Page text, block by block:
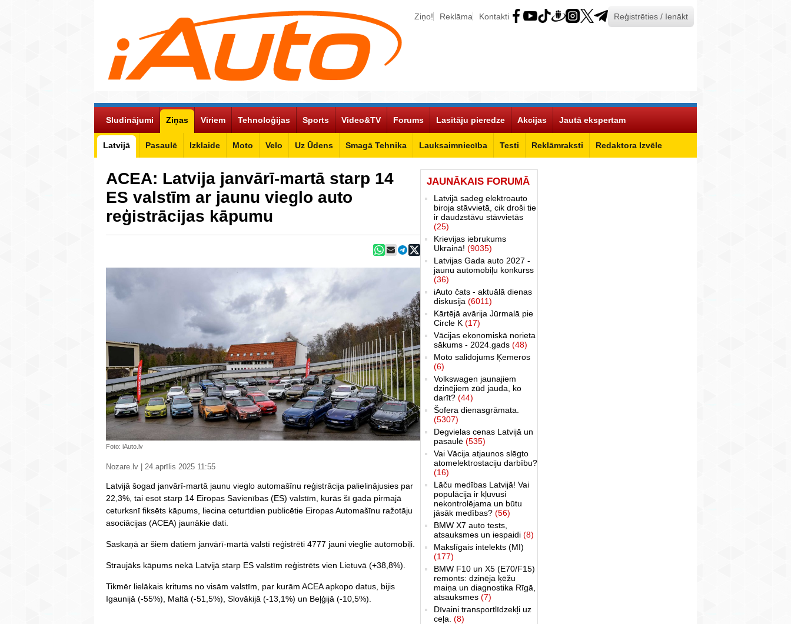
Ziņo! Reklāma Kontakti Reģistrēties / Ienākt
Sludinājumi Ziņas
Latvijā Pasaulē Izklaide Moto Velo Uz Ūdens Smagā Tehnika Lauksaimniecība Testi Reklāmraksti Redaktora Izvēle
Vīriem Tehnoloģijas Sports Video&TV Forums Lasītāju pieredze Akcijas Jautā ekspertam
ACEA: Latvija janvārī-martā starp 14
ES valstīm ar jaunu vieglo auto
reģistrācijas kāpumu
Foto: iAuto.lv
Nozare.lv | 24.aprīlis 2025 11:55
Latvijā šogad janvārī-martā jaunu vieglo automašīnu reģistrācija palielinājusies par
22,3%, tai esot starp 14 Eiropas Savienības (ES) valstīm, kurās šī gada pirmajā
ceturksnī fiksēts kāpums, liecina ceturtdien publicētie Eiropas Automašīnu ražotāju
asociācijas (ACEA) jaunākie dati.
Saskaņā ar šiem datiem janvārī-martā valstī reģistrēti 4777 jauni vieglie automobiļi.
Straujāks kāpums nekā Latvijā starp ES valstīm reģistrēts vien Lietuvā (+38,8%).
Tikmēr lielākais kritums no visām valstīm, par kurām ACEA apkopo datus, bijis
Igaunijā (-55%), Maltā (-51,5%), Slovākijā (-13,1%) un Beļģijā (-10,5%).
JAUNĀKAIS FORUMĀ
Latvijā sadeg elektroauto
biroja stāvvietā, cik droši tie
ir daudzstāvu stāvvietās
(25)
Krievijas iebrukums
Ukrainā! (9035)
Latvijas Gada auto 2027 -
jaunu automobiļu konkurss
(36)
iAuto čats - aktuālā dienas
diskusija (6011)
Kārtējā avārija Jūrmalā pie
Circle K (17)
Vācijas ekonomiskā norieta
sākums - 2024.gads (48)
Moto salidojums Ķemeros
(6)
Volkswagen jaunajiem
dzinējiem zūd jauda, ko
darīt? (44)
Šofera dienasgrāmata.
(5307)
Degvielas cenas Latvijā un
pasaulē (535)
Vai Vācija atjaunos slēgto
atomelektrostaciju darbību?
(16)
Lāču medības Latvijā! Vai
populācija ir kļuvusi
nekontrolējama un būtu
jāsāk medības? (56)
BMW X7 auto tests,
atsauksmes un iespaidi (8)
Makslīgais intelekts (MI)
(177)
BMW F10 un X5 (E70/F15)
remonts: dzinēja ķēžu
maiņa un diagnostika Rīgā,
atsauksmes (7)
Dīvaini transportlīdzekļi uz
ceļa. (8)